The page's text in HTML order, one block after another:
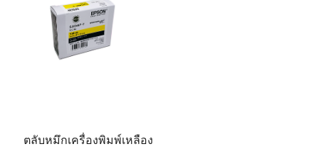
ตลับหมึกเครื่องพิมพ์เหลือง